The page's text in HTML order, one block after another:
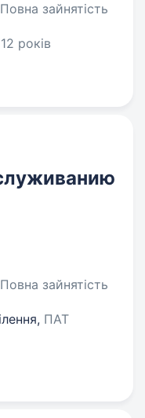
зайнятість
років
зайнятість
ПАТ